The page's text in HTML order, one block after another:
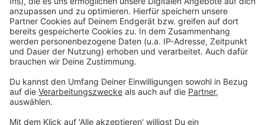
Forderung nach Wachstumsoffensive und
Bürokratieabbau
Anzeige
Ehlert kritisierte die Bundesregierung dafür, dass viele
Ankündigungen aus Neujahrsansprachen oder